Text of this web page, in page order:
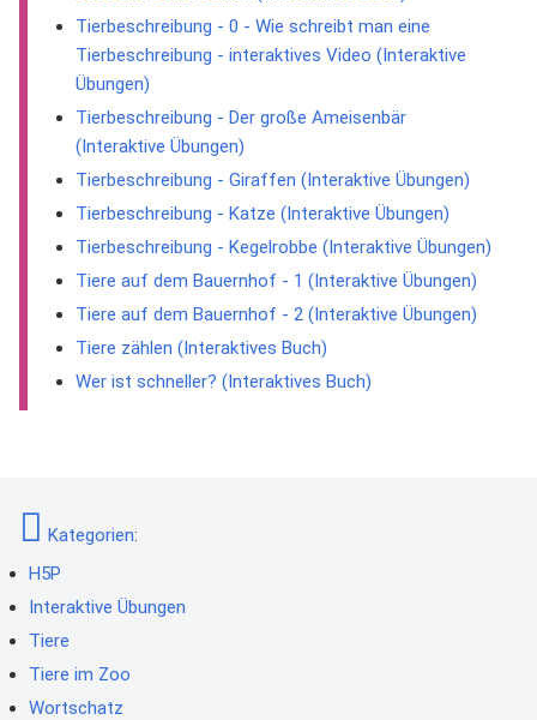
Tierbeschreibung - 0 - Wie schreibt man eine
Tierbeschreibung - interaktives Video (Interaktive
Übungen)
Tierbeschreibung - Der große Ameisenbär
(Interaktive Übungen)
Tierbeschreibung - Giraffen (Interaktive Übungen)
Tierbeschreibung - Katze (Interaktive Übungen)
Tierbeschreibung - Kegelrobbe (Interaktive Übungen)
Tiere auf dem Bauernhof - 1 (Interaktive Übungen)
Tiere auf dem Bauernhof - 2 (Interaktive Übungen)
Tiere zählen (Interaktives Buch)
Wer ist schneller? (Interaktives Buch)
Kategorien:
H5P
Interaktive Übungen
Tiere
Tiere im Zoo
Wortschatz